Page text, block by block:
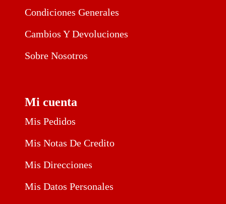
Condiciones Generales
Cambios Y Devoluciones
Sobre Nosotros
Mi cuenta
Mis Pedidos
Mis Notas De Credito
Mis Direcciones
Mis Datos Personales